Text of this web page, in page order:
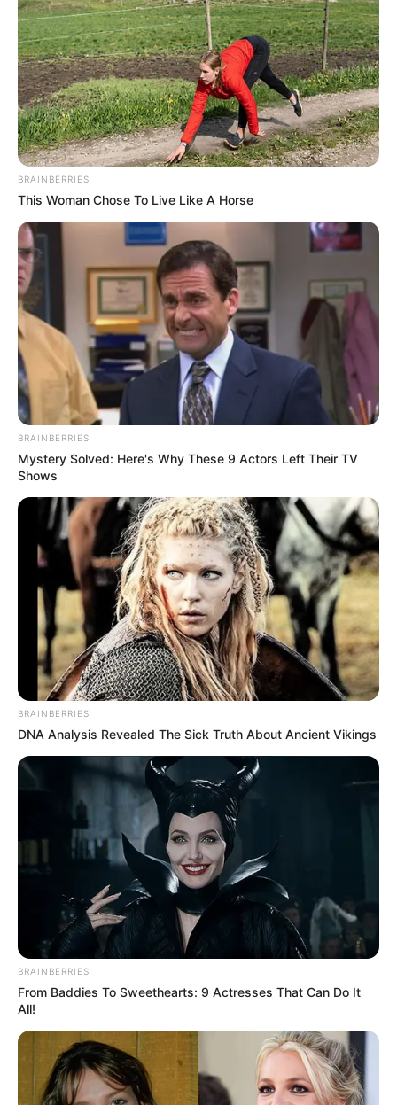
ΣΠΑΜΕ ΤΟ ΜΑΤΡΙΞ – ΤΟ ΒΙΒΛΙΟ
ΔΗΜΟΦΙΛΗ ΑΡΘΡΑ
BRAINBERRIES
This Woman Chose To Live Like A Horse
BRAINBERRIES
Mystery Solved: Here's Why These 9 Actors Left Their TV
Shows
BRAINBERRIES
DNA Analysis Revealed The Sick Truth About Ancient Vikings
BRAINBERRIES
From Baddies To Sweethearts: 9 Actresses That Can Do It
All!